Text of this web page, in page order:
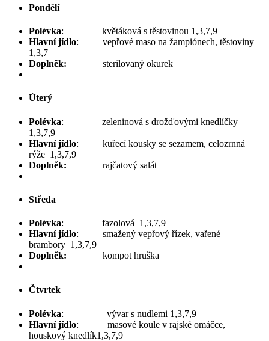
Pondělí
Polévka: květáková s těstovinou 1,3,7,9
Hlavní jídlo: vepřové maso na žampiónech, těstoviny
1,3,7
Doplněk:
sterilovaný okurek
Úterý
Polévka: zeleninová s drožďovými knedlíčky
1,3,7,9
Hlavní jídlo: kuřecí kousky se sezamem, celozrnná
rýže 1,3,7,9
Doplněk:
rajčatový salát
Středa
Polévka: fazolová 1,3,7,9
Hlavní jídlo: smažený vepřový řízek, vařené
brambory 1,3,7,9
Doplněk:
kompot hruška
Čtvrtek
Polévka: vývar s nudlemi 1,3,7,9
Hlavní jídlo: masové koule v rajské omáčce,
houskový knedlík1,3,7,9